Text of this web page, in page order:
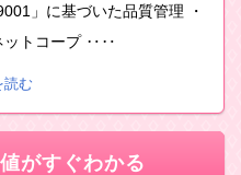
」に基づいた品質管理 ・
ットコープ ‥‥
読む
がすぐわかる